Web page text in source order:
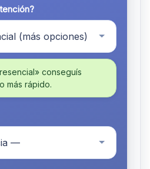
conseguís
más rápido.